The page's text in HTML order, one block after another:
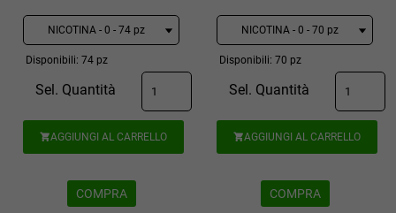
Disponibili: 74 pz
Sel. Quantità
AGGIUNGI AL CARRELLO
COMPRA
Disponibili: 70 pz
Sel. Quantità
AGGIUNGI AL CARRELLO
COMPRA